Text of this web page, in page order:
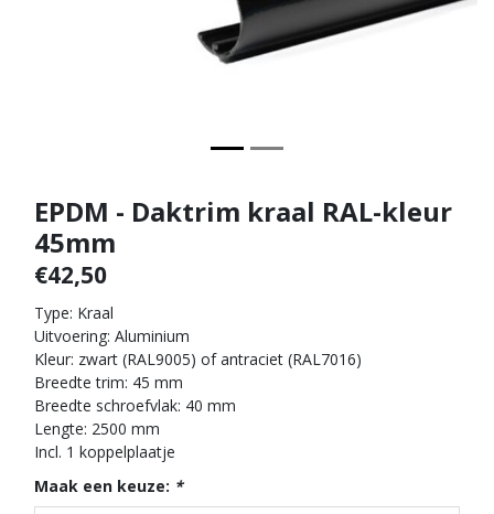
EPDM - Daktrim kraal RAL-kleur
45mm
€42,50
Type: Kraal
Uitvoering: Aluminium
Kleur: zwart (RAL9005) of antraciet (RAL7016)
Breedte trim: 45 mm
Breedte schroefvlak: 40 mm
Lengte: 2500 mm
Incl. 1 koppelplaatje
Maak een keuze: *